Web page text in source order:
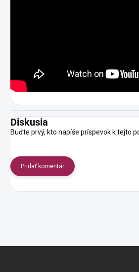
Diskusia
Buďte prvý, kto napíše príspevok k tejto
Pridať komentár